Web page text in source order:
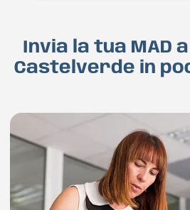
Invia la tua MAD
Castelverde in